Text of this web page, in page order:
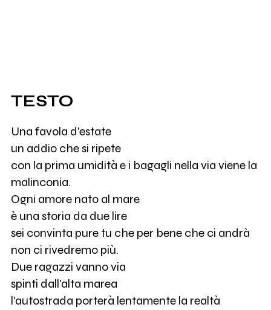
TESTO
Una favola d'estate
un addio che si ripete
con la prima umidità e i bagagli nella via viene la
malinconia.
Ogni amore nato al mare
è una storia da due lire
sei convinta pure tu che per bene che ci andrà
non ci rivedremo più.
Due ragazzi vanno via
spinti dall'alta marea
l'autostrada porterà lentamente la realtà